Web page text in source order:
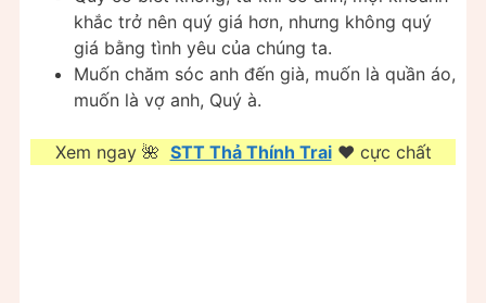
khắc trở nên quý giá hơn, nhưng không quý
giá bằng tình yêu của chúng ta.
Muốn chăm sóc anh đến già, muốn là quần áo,
muốn là vợ anh, Quý à.
Xem ngay 🌺 STT Thả Thính Trai❤️️ cực chất